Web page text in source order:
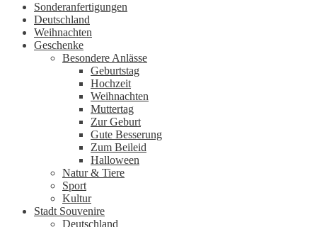
Sonderanfertigungen
Deutschland
Weihnachten
Geschenke
Besondere Anlässe
Geburtstag
Hochzeit
Weihnachten
Muttertag
Zur Geburt
Gute Besserung
Zum Beileid
Halloween
Natur & Tiere
Sport
Kultur
Stadt Souvenire
Deutschland